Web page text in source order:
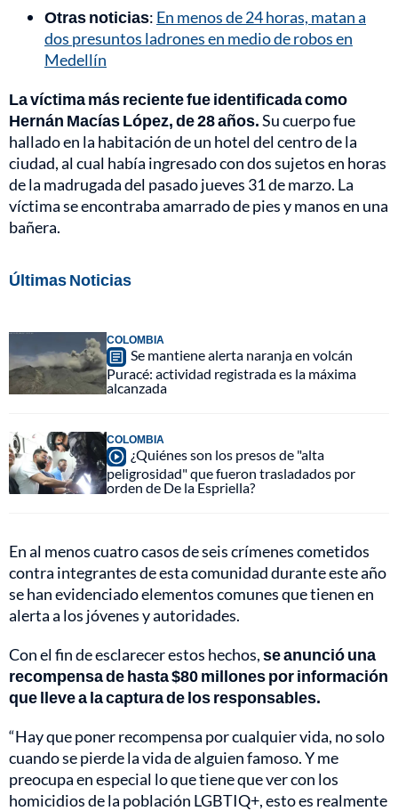
Otras noticias: En menos de 24 horas, matan a
dos presuntos ladrones en medio de robos en
Medellín
La víctima más reciente fue identificada como
Hernán Macías López, de 28 años.Su cuerpo fue
hallado en la habitación de un hotel del centro de la
ciudad, al cual había ingresado con dos sujetos en horas
de la madrugada del pasado jueves 31 de marzo. La
víctima se encontraba amarrado de pies y manos en una
bañera.
Últimas Noticias
COLOMBIA
Se mantiene alerta naranja en volcán
Puracé: actividad registrada es la máxima
alcanzada
COLOMBIA
¿Quiénes son los presos de "alta
peligrosidad" que fueron trasladados por
orden de De la Espriella?
En al menos cuatro casos de seis crímenes cometidos
contra integrantes de esta comunidad durante este año
se han evidenciado elementos comunes que tienen en
alerta a los jóvenes y autoridades.
Con el fin de esclarecer estos hechos,se anunció una
recompensa de hasta $80 millones por información
que lleve a la captura de los responsables.
“Hay que poner recompensa por cualquier vida, no solo
cuando se pierde la vida de alguien famoso. Y me
preocupa en especial lo que tiene que ver con los
homicidios de la población LGBTIQ+, esto es realmente